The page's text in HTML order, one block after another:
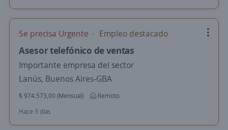
Se precisa Urgente Empleo destacado
Asesor telefónico de ventas
Importante empresa del sector
Lanús, Buenos Aires-GBA
$ 974.573,00 (Mensual)
Remoto
Hace 3 días